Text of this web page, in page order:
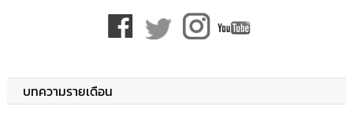
บทความรายเดือน